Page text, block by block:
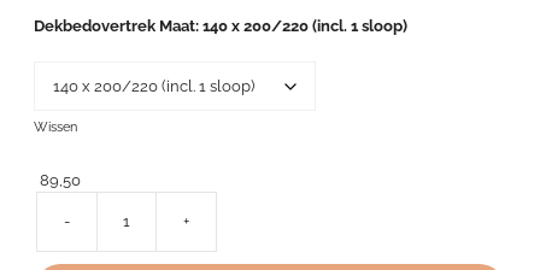
169,50
Dekbedovertrek Maat 140 x 200/220 (incl. 1 sloop)
Wissen
89,50
-
Dekbedovertrek
+